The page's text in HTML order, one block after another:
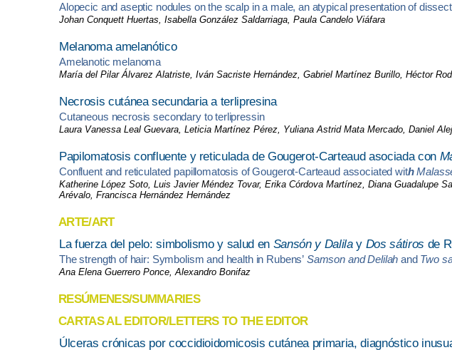
Alopecic and aseptic nodules on the scalp in a male, an atypical presentation of
Johan Conquett Huertas, Isabella González Saldarriaga, Paula Candelo Viáfara
Melanoma amelanótico
Amelanotic melanoma
María del Pilar Álvarez Alatriste, Iván Sacriste Hernández, Gabriel Martínez Burillo, Héctor
Necrosis cutánea secundaria a terlipresina
Cutaneous necrosis secondary to terlipressin
Laura Vanessa Leal Guevara, Leticia Martínez Pérez, Yuliana Astrid Mata Mercado, Daniel
Papilomatosis confluente y reticulada de Gougerot-Carteaud asociada con
Confluent and reticulated papillomatosis of Gougerot-Carteaud associated with
Katherine López Soto, Luis Javier Méndez Tovar, Erika Córdova Martínez, Diana Guadalupe
Arévalo, Francisca Hernández Hernández
ARTE/ART
La fuerza del pelo: simbolismo y salud en Sansón y Dalila y Dos sátiros de
The strength of hair: Symbolism and health in Rubens’ Samson and Delilah and Two
Ana Elena Guerrero Ponce, Alexandro Bonifaz
RESÚMENES/SUMMARIES
CARTAS AL EDITOR/LETTERS TO THE EDITOR
Úlceras crónicas por coccidioidomicosis cutánea primaria, diagnóstico